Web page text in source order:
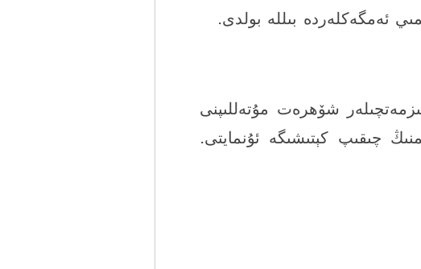
ئەمگەكلەردە بىللە بولدى.
شۆھرەت مۇتەللىپنى
چىقىپ كېتىشىگە ئۇنمايتى.